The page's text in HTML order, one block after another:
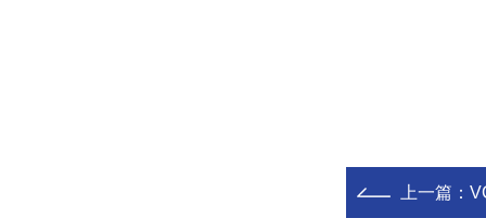
上一篇：